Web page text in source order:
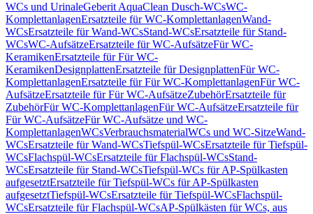
WCs und UrinaleGeberit AquaClean Dusch-WCsWC-
KomplettanlagenErsatzteile für WC-KomplettanlagenWand-
WCsErsatzteile für Wand-WCsStand-WCsErsatzteile für Stand-
WCsWC-AufsätzeErsatzteile für WC-AufsätzeFür WC-
KeramikenErsatzteile für Für WC-
KeramikenDesignplattenErsatzteile für DesignplattenFür WC-
KomplettanlagenErsatzteile für Für WC-KomplettanlagenFür WC-
AufsätzeErsatzteile für Für WC-AufsätzeZubehörErsatzteile für
ZubehörFür WC-KomplettanlagenFür WC-AufsätzeErsatzteile für
Für WC-AufsätzeFür WC-Aufsätze und WC-
KomplettanlagenWCsVerbrauchsmaterialWCs und WC-SitzeWand-
WCsErsatzteile für Wand-WCsTiefspül-WCsErsatzteile für Tiefspül-
WCsFlachspül-WCsErsatzteile für Flachspül-WCsStand-
WCsErsatzteile für Stand-WCsTiefspül-WCs für AP-Spülkasten
aufgesetztErsatzteile für Tiefspül-WCs für AP-Spülkasten
aufgesetztTiefspül-WCsErsatzteile für Tiefspül-WCsFlachspül-
WCsErsatzteile für Flachspül-WCsAP-Spülkästen für WCs, aus